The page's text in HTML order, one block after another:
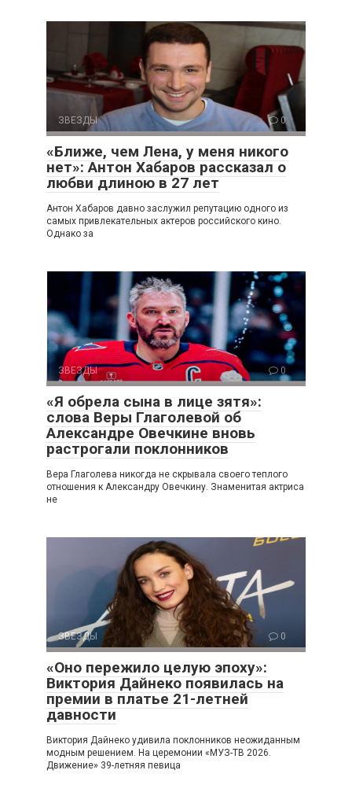
ЗВЕЗДЫ 0
«Ближе, чем Лена, у меня никого
нет»: Антон Хабаров рассказал о
любви длиною в 27 лет
Антон Хабаров давно заслужил репутацию одного из
самых привлекательных актеров российского кино.
Однако за
ЗВЕЗДЫ 0
«Я обрела сына в лице зятя»:
слова Веры Глаголевой об
Александре Овечкине вновь
растрогали поклонников
Вера Глаголева никогда не скрывала своего теплого
отношения к Александру Овечкину. Знаменитая актриса
не
ЗВЕЗДЫ 0
«Оно пережило целую эпоху»:
Виктория Дайнеко появилась на
премии в платье 21-летней
давности
Виктория Дайнеко удивила поклонников неожиданным
модным решением. На церемонии «МУЗ-ТВ 2026.
Движение» 39-летняя певица